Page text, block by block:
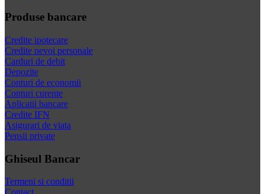
Produse bancare
Credite ipotecare
Credite nevoi personale
Carduri de debit
Depozite
Conturi de economii
Conturi curente
Aplicatii bancare
Credite IFN
Asigurari de viata
Pensii private
Ghiseul Bancar
Termeni si conditii